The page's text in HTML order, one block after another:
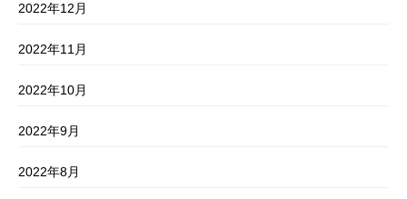
2022年12月
2022年11月
2022年10月
2022年9月
2022年8月